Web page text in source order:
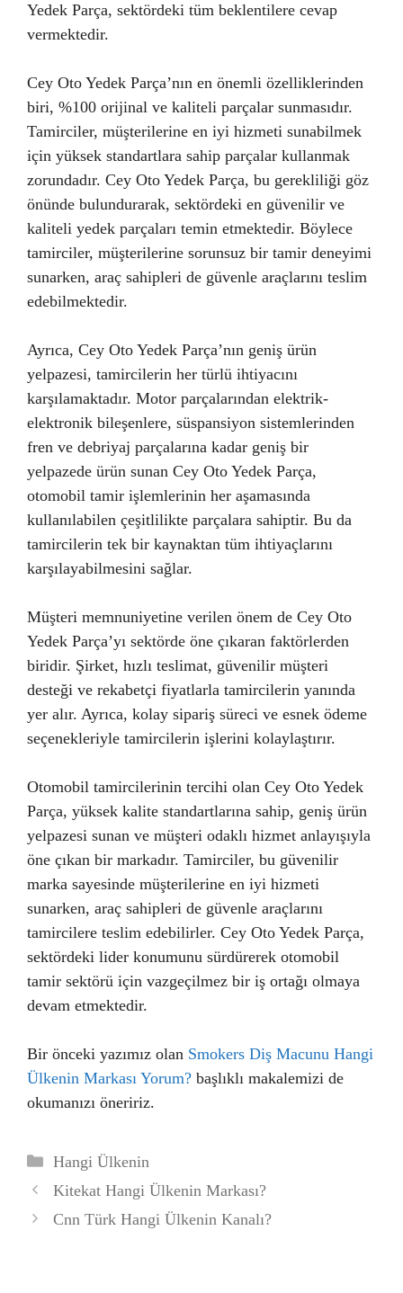
Yedek Parça, sektördeki tüm beklentilere cevap
vermektedir.
Cey Oto Yedek Parça’nın en önemli özelliklerinden
biri, %100 orijinal ve kaliteli parçalar sunmasıdır.
Tamirciler, müşterilerine en iyi hizmeti sunabilmek
için yüksek standartlara sahip parçalar kullanmak
zorundadır. Cey Oto Yedek Parça, bu gerekliliği göz
önünde bulundurarak, sektördeki en güvenilir ve
kaliteli yedek parçaları temin etmektedir. Böylece
tamirciler, müşterilerine sorunsuz bir tamir deneyimi
sunarken, araç sahipleri de güvenle araçlarını teslim
edebilmektedir.
Ayrıca, Cey Oto Yedek Parça’nın geniş ürün
yelpazesi, tamircilerin her türlü ihtiyacını
karşılamaktadır. Motor parçalarından elektrik-
elektronik bileşenlere, süspansiyon sistemlerinden
fren ve debriyaj parçalarına kadar geniş bir
yelpazede ürün sunan Cey Oto Yedek Parça,
otomobil tamir işlemlerinin her aşamasında
kullanılabilen çeşitlilikte parçalara sahiptir. Bu da
tamircilerin tek bir kaynaktan tüm ihtiyaçlarını
karşılayabilmesini sağlar.
Müşteri memnuniyetine verilen önem de Cey Oto
Yedek Parça’yı sektörde öne çıkaran faktörlerden
biridir. Şirket, hızlı teslimat, güvenilir müşteri
desteği ve rekabetçi fiyatlarla tamircilerin yanında
yer alır. Ayrıca, kolay sipariş süreci ve esnek ödeme
seçenekleriyle tamircilerin işlerini kolaylaştırır.
Otomobil tamircilerinin tercihi olan Cey Oto Yedek
Parça, yüksek kalite standartlarına sahip, geniş ürün
yelpazesi sunan ve müşteri odaklı hizmet anlayışıyla
öne çıkan bir markadır. Tamirciler, bu güvenilir
marka sayesinde müşterilerine en iyi hizmeti
sunarken, araç sahipleri de güvenle araçlarını
tamircilere teslim edebilirler. Cey Oto Yedek Parça,
sektördeki lider konumunu sürdürerek otomobil
tamir sektörü için vazgeçilmez bir iş ortağı olmaya
devam etmektedir.
Bir önceki yazımız olan Smokers Diş Macunu Hangi
Ülkenin Markası Yorum? başlıklı makalemizi de
okumanızı öneririz.
Kategoriler
Hangi Ülkenin
Kitekat Hangi Ülkenin Markası?
Cnn Türk Hangi Ülkenin Kanalı?